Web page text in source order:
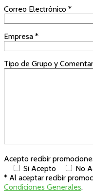
Correo Electrónico *
Empresa *
Tipo de Grupo y
Acepto recibir
Si Acepto
No
* Al aceptar recibir
Condiciones Generales.